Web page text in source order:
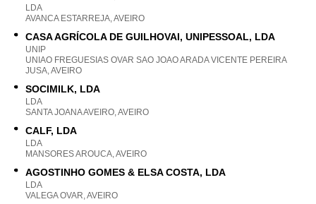
LDA
AVANCA ESTARREJA, AVEIRO
CASA AGRÍCOLA DE GUILHOVAI, UNIPESSOAL, LDA
UNIP
UNIAO FREGUESIAS OVAR SAO JOAO ARADA VICENTE PEREIRA
JUSA, AVEIRO
SOCIMILK, LDA
LDA
SANTA JOANA AVEIRO, AVEIRO
CALF, LDA
LDA
MANSORES AROUCA, AVEIRO
AGOSTINHO GOMES & ELSA COSTA, LDA
LDA
VALEGA OVAR, AVEIRO